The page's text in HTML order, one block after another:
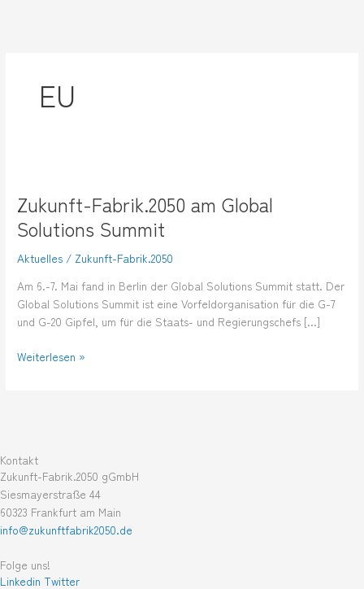
EU
Zukunft-Fabrik.2050 am Global
Solutions Summit
Aktuelles / Zukunft-Fabrik.2050
Am 6.-7. Mai fand in Berlin der Global Solutions Summit statt. Der
Global Solutions Summit ist eine Vorfeldorganisation für die G-7
und G-20 Gipfel, um für die Staats- und Regierungschefs […]
am
Global
Solutions
Summit
Weiterlesen »
Kontakt
Zukunft-Fabrik.2050 gGmbH
Siesmayerstraße 44
60323 Frankfurt am Main
info@zukunftfabrik2050.de
Folge uns!
Linkedin Twitter